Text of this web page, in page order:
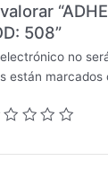
508”
no
están marcados